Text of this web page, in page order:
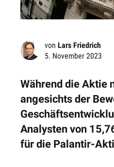
von Lars Friedrich
5. November 2023
Während die Aktie
angesichts der
Analysten von
für die Palantir-